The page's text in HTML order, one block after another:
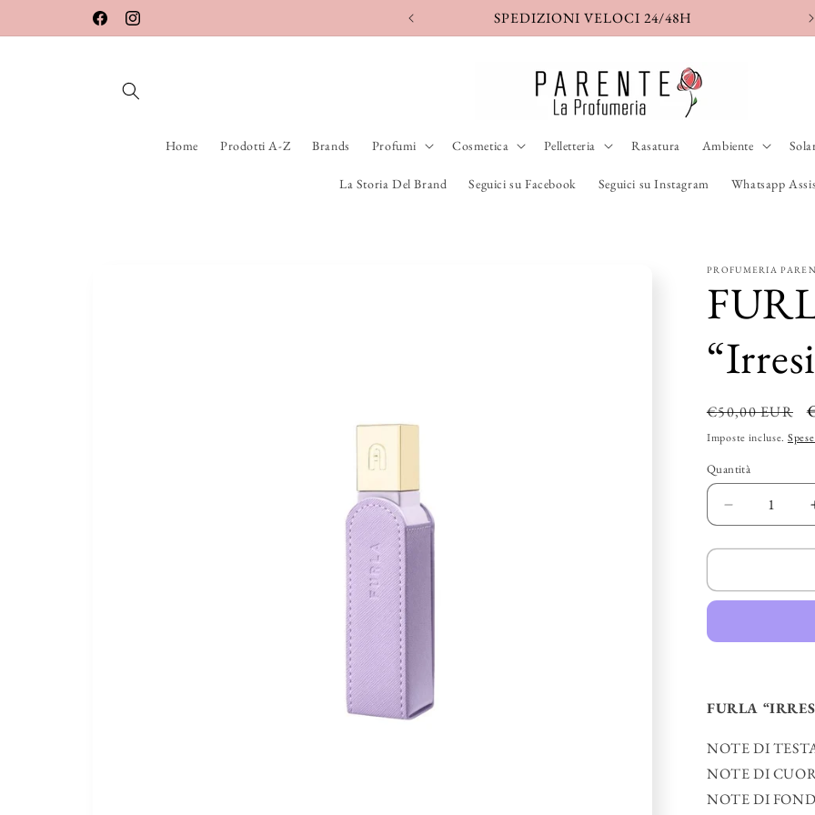
direttamente
ai contenuti
FacebookInstagram SPEDIZIONE ASSICURATA
Home Prodotti A-Z Brands Profumi Cosmetica Pelletteria Rasatura Ambiente
La Storia Del Brand Seguici su Facebook Seguici su Instagram Whatsapp
PROFUMERIA
Prezzo
di
listino
€50,00 EUR
Imposte incluse.
Quantità
Diminuisci
quantità
per
–
FURLA
NOTE DI
NOTE DI
NOTE DI